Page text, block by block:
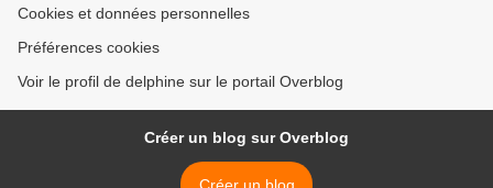
Cookies et données personnelles
Préférences cookies
Voir le profil de delphine sur le portail Overblog
Créer un blog sur Overblog